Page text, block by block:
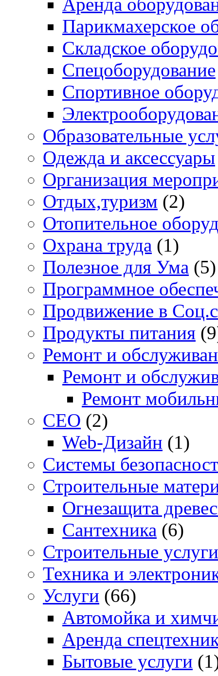
Парикмахерское
Складское
Спецоборудование
Спортивное
Образовательные
Одежда и аксессуары
Организация
Отдых,туризм (2)
Отопительное
Охрана труда (1)
Полезное для Ума (5)
Программное
Продвижение в
Продукты питания
Ремонт и
Ремонт и
Ремонт
СЕО (2)
Web-Дизайн (1)
Системы
Строительные
Огнезащита
Сантехника (6)
Строительные услуги
Техника и
Услуги (66)
Автомойка и
Аренда
Бытовые услуги